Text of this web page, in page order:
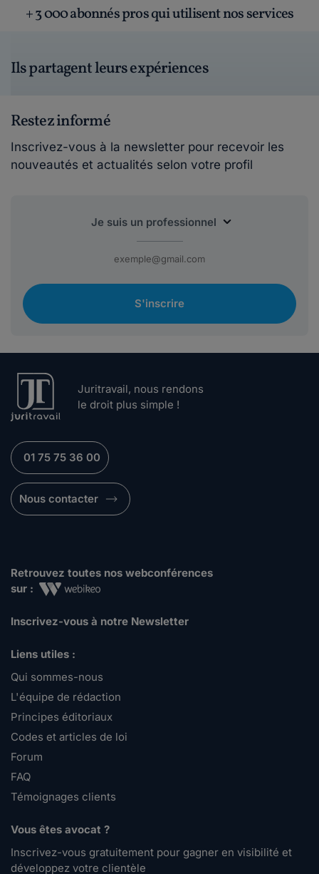
+ 3 000 abonnés pros qui utilisent nos services
Ils partagent leurs expériences
Restez informé
Inscrivez-vous à la newsletter pour recevoir les
nouveautés et actualités selon votre profil
S'inscrire
Juritravail, nous rendons
le droit plus simple !
01 75 75 36 00
Nous contacter
Retrouvez toutes nos webconférences
sur :
Inscrivez-vous à notre Newsletter
Liens utiles :
Qui sommes-nous
L'équipe de rédaction
Principes éditoriaux
Codes et articles de loi
Forum
FAQ
Témoignages clients
Vous êtes avocat ?
Inscrivez-vous gratuitement pour gagner en visibilité et
développez votre clientèle